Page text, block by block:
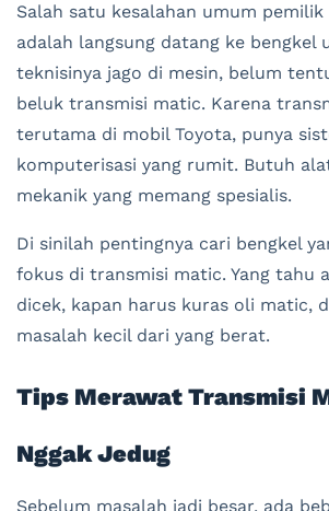
Salah satu kesalahan umum
adalah langsung datang ke bengkel
teknisinya jago di mesin, belum
beluk transmisi matic. Karena
terutama di mobil Toyota, punya
komputerisasi yang rumit. Butuh
mekanik yang memang spesialis.
Di sinilah pentingnya cari bengkel
fokus di transmisi matic. Yang tahu
dicek, kapan harus kuras oli matic,
masalah kecil dari yang berat.
Tips Merawat Transmisi
Nggak Jedug
Sebelum masalah jadi besar, ada